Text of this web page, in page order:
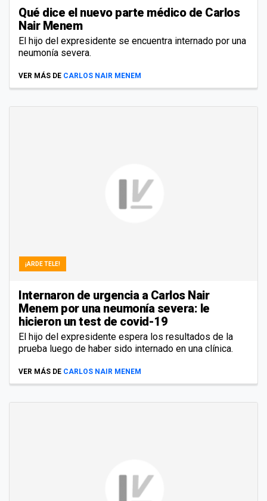
Qué dice el nuevo parte médico de Carlos
Nair Menem
El hijo del expresidente se encuentra internado por una
neumonía severa.
VER MÁS DE CARLOS NAIR MENEM
¡ARDE TELE!
Internaron de urgencia a Carlos Nair
Menem por una neumonía severa: le
hicieron un test de covid-19
El hijo del expresidente espera los resultados de la
prueba luego de haber sido internado en una clínica.
VER MÁS DE CARLOS NAIR MENEM